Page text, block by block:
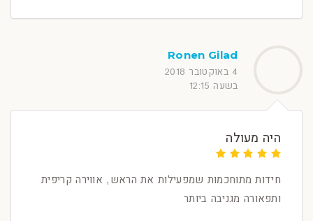
Ronen Gilad
4 באוקטובר 2018
בשעה 12:15
היה מעולה
חידות מתוחכמות שמפעילות את הראש, אווירה קריפית
ותפאורה מגניבה ביותר